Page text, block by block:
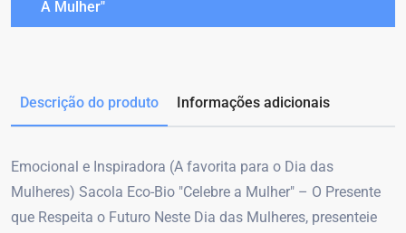
A Mulher"
Descrição do produto Informações adicionais
Emocional e Inspiradora (A favorita para o Dia das
Mulheres) Sacola Eco-Bio "Celebre a Mulher" – O Presente
que Respeita o Futuro Neste Dia das Mulheres, presenteie